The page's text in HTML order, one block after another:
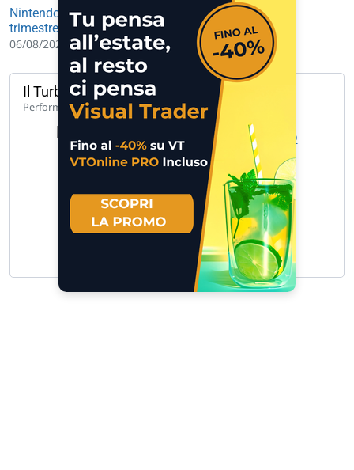
Nintendo: utile netto in crescita del 53,5% nel primo
trimestre 2026-2027
06/08/2026 09:39
Il Turbo del giorno
Performance 1 anno 114,10%
UCH TB LG ENEL 5.886 B 5.886 O… »